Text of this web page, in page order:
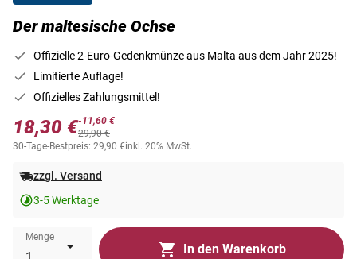
Der maltesische Ochse
Offizielle 2-Euro-Gedenkmünze aus Malta aus dem Jahr 2025!
Limitierte Auflage!
Offizielles Zahlungsmittel!
18,30 €-11,60 €
29,90 €
30-Tage-Bestpreis: 29,90 €inkl. 20% MwSt.
zzgl. Versand
3-5 Werktage
Menge
In den Warenkorb